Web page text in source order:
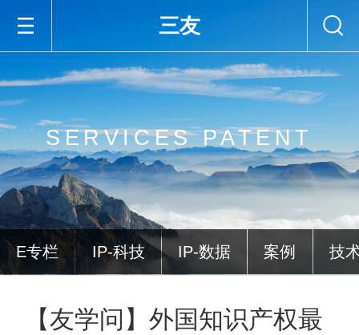
三友
SERVICES PATENT
E专栏 IP-科技 IP-数据 案例 技
【友学问】外国知识产权最